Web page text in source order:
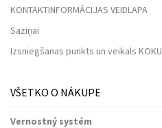
KONTAKTINFORMĀCIJAS VEIDLAPA
Saziņai
Izsniegšanas punkts un veikals KOKU
VŠETKO O NÁKUPE
Vernostný systém